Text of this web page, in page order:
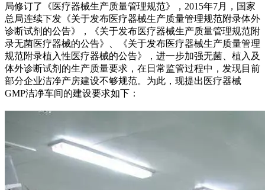
局修订了《医疗器械生产质量管理规范》，2015年7月，国家
总局连续下发《关于发布医疗器械生产质量管理规范附录体外
诊断试剂的公告》，《关于发布医疗器械生产质量管理规范附
录无菌医疗器械的公告》、《关于发布医疗器械生产质量管理
规范附录植入性医疗器械的公告》，进一步加强无菌、植入及
体外诊断试剂的生产质量要求，在日常监管过程中，发现目前
部分企业洁净产房建设不够规范。为此，现提出医疗器械
GMP洁净车间的建设要求如下：